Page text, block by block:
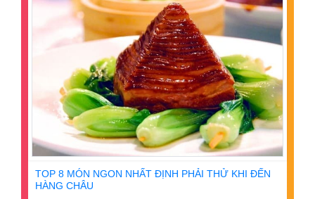
TOP 8 MÓN NGON NHẤT ĐỊNH PHẢI THỬ KHI ĐẾN
HÀNG CHÂU